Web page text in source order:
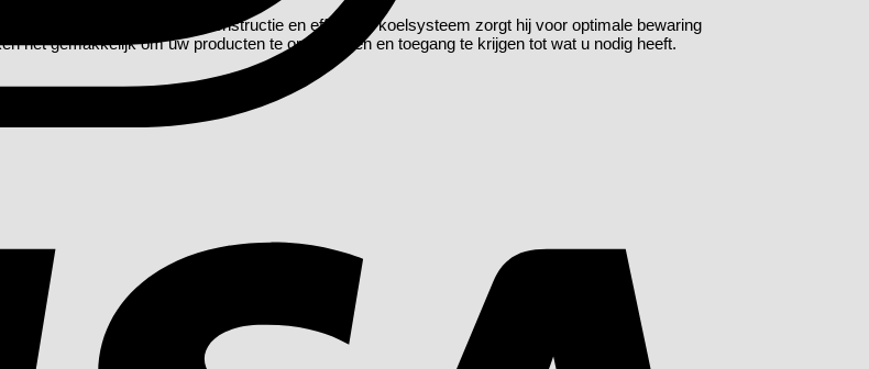
Met zijn hoogwaardige constructie en efficiënte koelsysteem zorgt hij voor optimale bewaring
het gemakkelijk om uw producten te organiseren en toegang te krijgen tot wat u nodig heeft.